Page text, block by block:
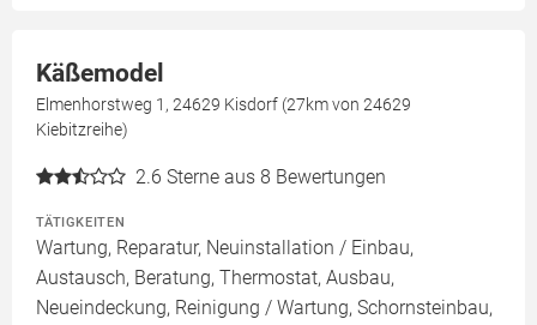
Käßemodel
Elmenhorstweg 1, 24629 Kisdorf (27km von 24629
Kiebitzreihe)
2.6 Sterne aus 8 Bewertungen
TÄTIGKEITEN
Wartung, Reparatur, Neuinstallation / Einbau,
Austausch, Beratung, Thermostat, Ausbau,
Neueindeckung, Reinigung / Wartung, Schornsteinbau,